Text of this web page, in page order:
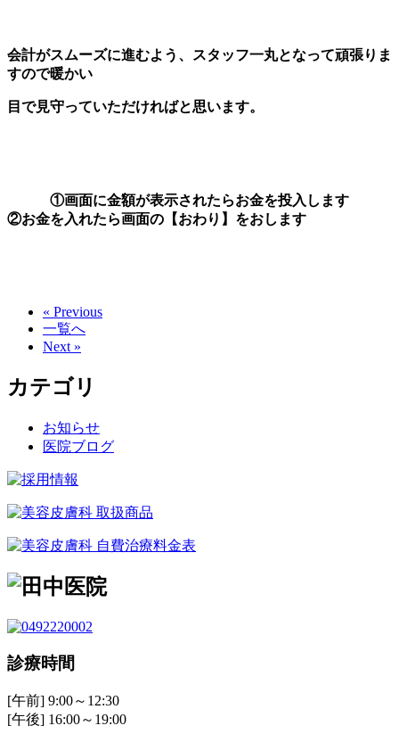
会計がスムーズに進むよう、スタッフ一丸となって頑張りま
すので暖かい
目で見守っていただければと思います。
①画面に金額が表示されたらお金を投入します
②お金を入れたら画面の【おわり】をおします
« Previous
一覧へ
Next »
カテゴリ
お知らせ
医院ブログ
診療時間
[午前] 9:00～12:30
[午後] 16:00～19:00